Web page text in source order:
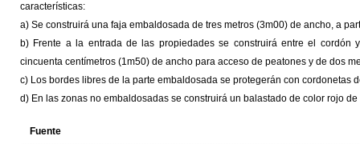
características:
a) Se construirá una faja embaldosada de tres metros (3m00) de ancho, a
b) Frente a la entrada de las propiedades se construirá entre el
cincuenta centímetros (1m50) de ancho para acceso de peatones y de dos
c) Los bordes libres de la parte embaldosada se protegerán con cordonetas
d) En las zonas no embaldosadas se construirá un balastado de color rojo
Fuente